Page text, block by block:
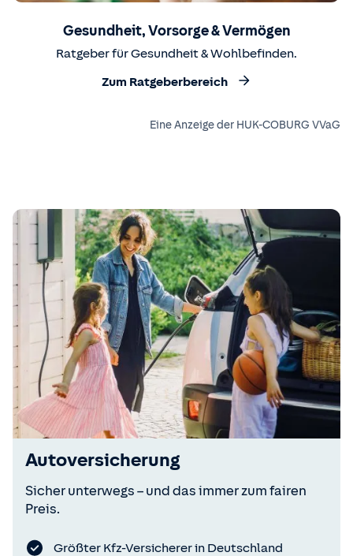
Gesundheit, Vorsorge & Vermögen
Ratgeber für Gesundheit & Wohlbefinden.
Zum Ratgeberbereich
Eine Anzeige der HUK-COBURG VVaG
Autoversicherung
Sicher unterwegs – und das immer zum fairen
Preis.
Größter Kfz-Versicherer in Deutschland